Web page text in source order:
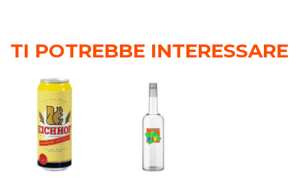
TI POTREBBE INTERESSARE